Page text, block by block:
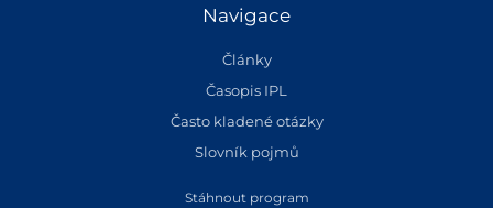
Navigace
Články
Časopis IPL
Často kladené otázky
Slovník pojmů
Stáhnout program